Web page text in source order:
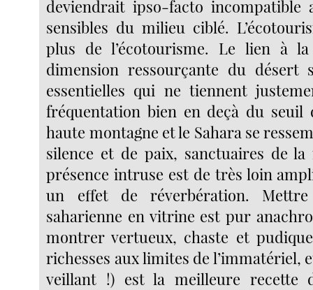
deviendrait ipso-facto incompatible
sensibles du milieu ciblé.
plus de l’écotourisme. Le lien à
dimension ressourçante du désert
essentielles qui ne tiennent
fréquentation bien en deçà du seuil
haute montagne et le Sahara se
silence et de paix, sanctuaires de
présence intruse est de très loin
un effet de réverbération.
saharienne en vitrine est pur
montrer vertueux, chaste et
richesses aux limites de l’immatériel,
veillant !) est la meilleure recette